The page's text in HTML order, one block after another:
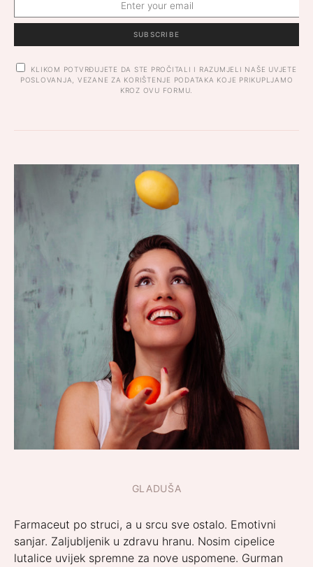
SUBSCRIBE
KLIKOM POTVRĐUJETE DA STE PROČITALI I RAZUMJELI NAŠE UVJETE
POSLOVANJA, VEZANE ZA KORIŠTENJE PODATAKA KOJE PRIKUPLJAMO
KROZ OVU FORMU.
GLADUŠA
Farmaceut po struci, a u srcu sve ostalo. Emotivni
sanjar. Zaljubljenik u zdravu hranu. Nosim cipelice
lutalice uvijek spremne za nove uspomene. Gurman